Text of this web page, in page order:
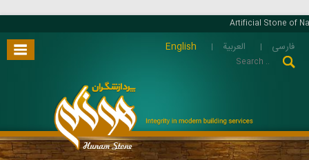
Artificial Stone of
فارسی العربية English